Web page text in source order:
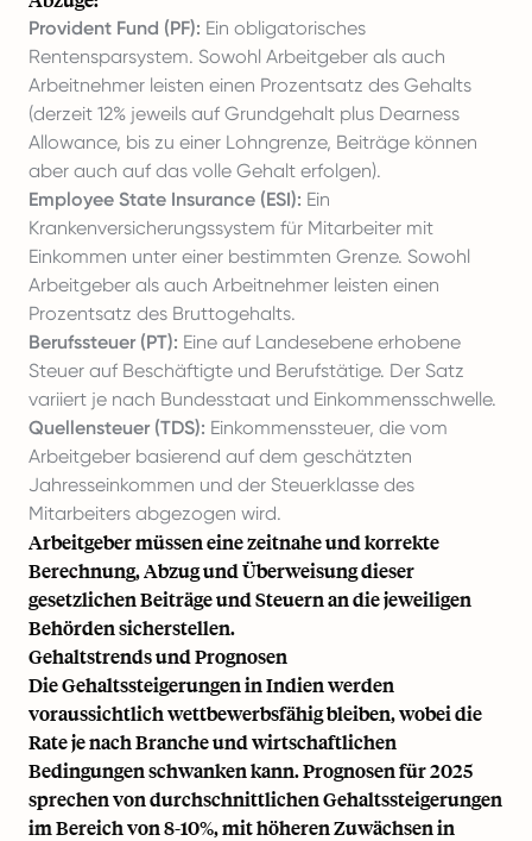
Provident Fund (PF): Ein obligatorisches
Rentensparsystem. Sowohl Arbeitgeber als auch
Arbeitnehmer leisten einen Prozentsatz des Gehalts
(derzeit 12% jeweils auf Grundgehalt plus Dearness
Allowance, bis zu einer Lohngrenze, Beiträge können
aber auch auf das volle Gehalt erfolgen).
Employee State Insurance (ESI): Ein
Krankenversicherungssystem für Mitarbeiter mit
Einkommen unter einer bestimmten Grenze. Sowohl
Arbeitgeber als auch Arbeitnehmer leisten einen
Prozentsatz des Bruttogehalts.
Berufssteuer (PT): Eine auf Landesebene erhobene
Steuer auf Beschäftigte und Berufstätige. Der Satz
variiert je nach Bundesstaat und Einkommensschwelle.
Quellensteuer (TDS): Einkommenssteuer, die vom
Arbeitgeber basierend auf dem geschätzten
Jahresseinkommen und der Steuerklasse des
Mitarbeiters abgezogen wird.
Arbeitgeber müssen eine zeitnahe und korrekte
Berechnung, Abzug und Überweisung dieser
gesetzlichen Beiträge und Steuern an die jeweiligen
Behörden sicherstellen.
Gehaltstrends und Prognosen
Die Gehaltssteigerungen in Indien werden
voraussichtlich wettbewerbsfähig bleiben, wobei die
Rate je nach Branche und wirtschaftlichen
Bedingungen schwanken kann. Prognosen für 2025
sprechen von durchschnittlichen Gehaltssteigerungen
im Bereich von 8-10%, mit höheren Zuwächsen in